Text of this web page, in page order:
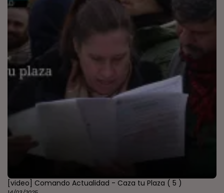
[video] Comando Actualidad - Caza tu Plaza ( 5 )